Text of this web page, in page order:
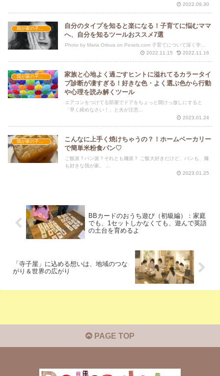
2022.09.30
自分のタイプを知ると楽になる！子育てに悩むママ
へ、自分を知るツールおススメ7選
Photo by Maria Orlova on Pexels.com 子育てについて深く学...
2022.11.15
2022.11.16
我が家の子育て
家族と心地よく過ごすヒントに溢れてるカラータイ
プ診断が凄すぎる！好きな色・よく選ぶ色から行動
や心理を読み解くツール
エアコンをつけてる部屋でドアをちょっと開けっ放しにすると
「早く締めなさい！」と夫が注意...
2023.01.24
我が家の子育て
こんなに上手く焼けちゃうの？！ホームベーカリー
で簡単米粉食パン♡
ご飯派？パン派？それとも麺派？ ご飯大好きだけど、パンも、麺
2023.01.25
BBカードのおうち遊び（初級編）：家庭
でも、1セットしかなくても、遊んで英語
の土台を育めるよ
「寺子屋」に込める想いは、地域のつな
がり＆世界の広がり
PAGE TOP